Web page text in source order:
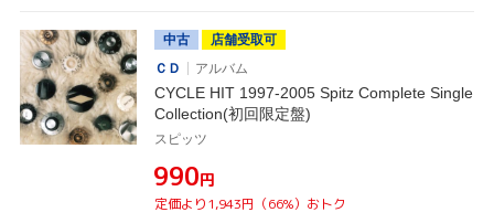
中古
店舗受取可
ＣＤ
アルバム
CYCLE HIT 1997-2005 Spitz Complete Single
Collection(初回限定盤)
スピッツ
¥990円
定価より1,943円（66%）おトク